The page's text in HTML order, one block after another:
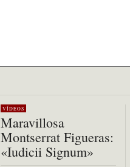
VÍDEOS
Maravillosa
Montserrat Figueras:
«Iudicii Signum»